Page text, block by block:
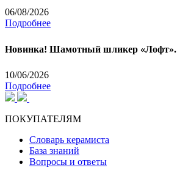
06/08/2026
Подробнее
Новинка! Шамотный шликер «Лофт».
10/06/2026
Подробнее
ПОКУПАТЕЛЯМ
Словарь керамиста
База знаний
Вопросы и ответы